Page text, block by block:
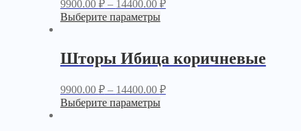
9900.00 ₽– 14400.00 ₽
Выберите параметры
Шторы Ибица коричневые
9900.00 ₽– 14400.00 ₽
Выберите параметры